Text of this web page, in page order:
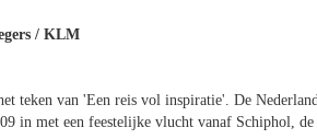
/ KLM
teken van 'Een reis vol inspiratie'. De
in met een feestelijke vlucht vanaf Schiphol,